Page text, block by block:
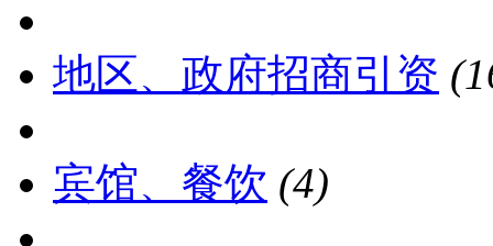
地区、政府招商引资
宾馆、餐饮 (4)